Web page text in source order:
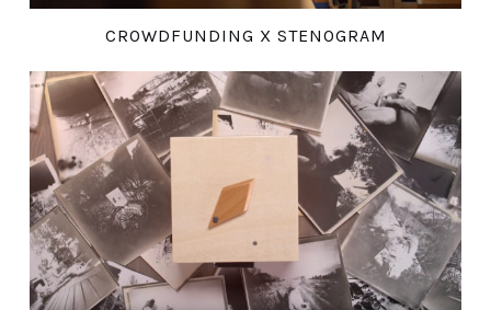
CROWDFUNDING X STENOGRAM